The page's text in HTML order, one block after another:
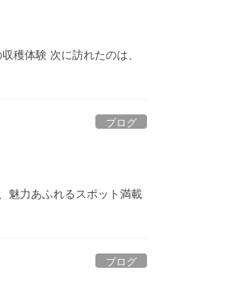
穫体験 次に訪れたのは、
ブログ
魅力あふれるスポット満載
ブログ